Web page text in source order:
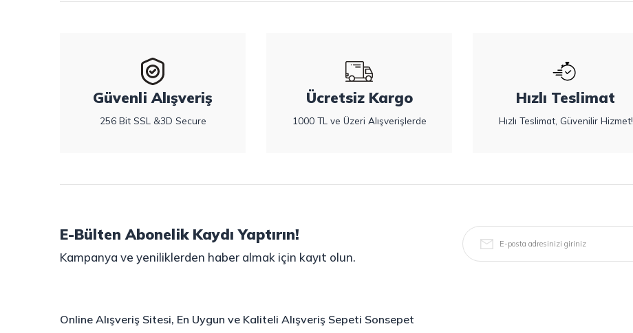
Güvenli Alışveriş
256 Bit SSL &3D Secure
Ücretsiz Kargo
1000 TL ve Üzeri Alışverişlerde
Hızlı Teslimat
Hızlı Teslimat, Güvenilir Hizmet!
E-Bülten Abonelik Kaydı Yaptırın!
Kampanya ve yeniliklerden haber almak için kayıt olun.
Online Alışveriş Sitesi, En Uygun ve Kaliteli Alışveriş Sepeti Sonsepet